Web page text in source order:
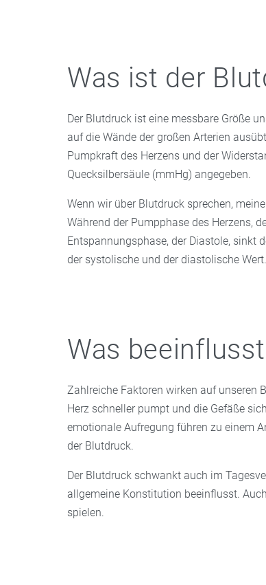
Was ist der
Der Blutdruck ist eine messbare Größe
auf die Wände der großen Arterien
Pumpkraft des Herzens und der
Quecksilbersäule (mmHg) angegeben.
Wenn wir über Blutdruck sprechen,
Während der Pumpphase des Herzens,
Entspannungsphase, der Diastole, sinkt
der systolische und der diastolische Wert.
Was
Zahlreiche Faktoren wirken auf unseren
Herz schneller pumpt und die Gefäße
emotionale Aufregung führen zu einem
der Blutdruck.
Der Blutdruck schwankt auch im
allgemeine Konstitution beeinflusst.
spielen.